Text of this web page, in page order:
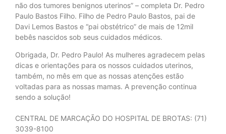
não dos tumores benignos uterinos” – completa Dr. Pedro
Paulo Bastos Filho. Filho de Pedro Paulo Bastos, pai de
Davi Lemos Bastos e “pai obstétrico” de mais de 12mil
bebês nascidos sob seus cuidados médicos.
Obrigada, Dr. Pedro Paulo! As mulheres agradecem pelas
dicas e orientações para os nossos cuidados uterinos,
também, no mês em que as nossas atenções estão
voltadas para as nossas mamas. A prevenção continua
sendo a solução!
CENTRAL DE MARCAÇÃO DO HOSPITAL DE BROTAS: (71)
3039-8100